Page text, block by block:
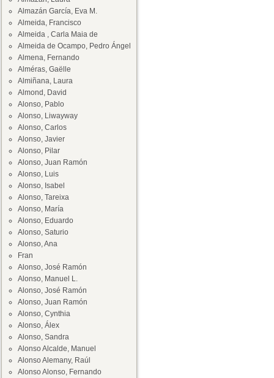
Almazán García, Eva M.
Almeida, Francisco
Almeida , Carla Maia de
Almeida de Ocampo, Pedro Ángel
Almena, Fernando
Alméras, Gaëlle
Almiñana, Laura
Almond, David
Alonso, Pablo
Alonso, Liwayway
Alonso, Carlos
Alonso, Javier
Alonso, Pilar
Alonso, Juan Ramón
Alonso, Luis
Alonso, Isabel
Alonso, Tareixa
Alonso, María
Alonso, Eduardo
Alonso, Saturio
Alonso, Ana
Fran
Alonso, José Ramón
Alonso, Manuel L.
Alonso, José Ramón
Alonso, Juan Ramón
Alonso, Cynthia
Alonso, Álex
Alonso, Sandra
Alonso Alcalde, Manuel
Alonso Alemany, Raúl
Alonso Alonso, Fernando